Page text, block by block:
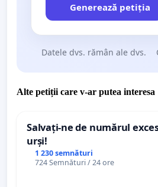
Generează petiția
Datele dvs. rămân ale dvs.
Alte petiții care v-ar putea interesa
Salvați-ne de numărul
urși!
1 230 semnături
724 Semnături / 24 ore